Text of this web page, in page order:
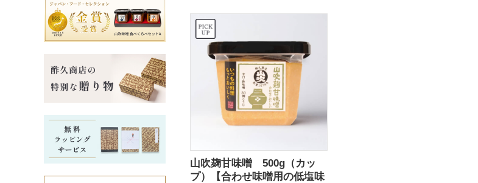
山吹麹甘味噌 500g（カッ
プ）【合わせ味噌用の低塩味